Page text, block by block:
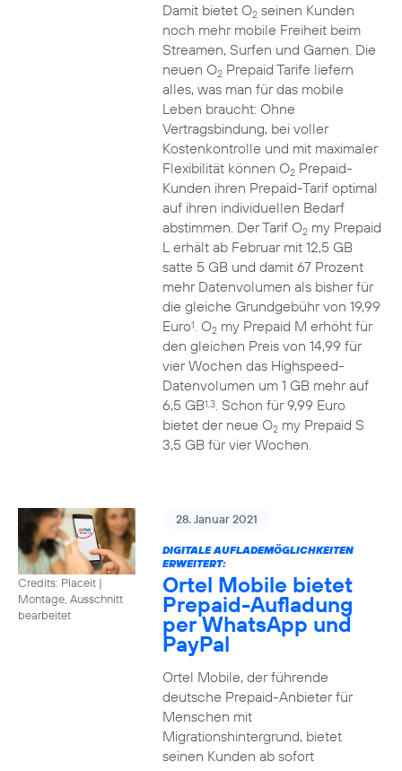
Damit bietet O2seinen Kunden
noch mehr mobile Freiheit beim
Streamen, Surfen und Gamen. Die
neuen O2Prepaid Tarife liefern
alles, was man für das mobile
Leben braucht: Ohne
Vertragsbindung, bei voller
Kostenkontrolle und mit maximaler
Flexibilität können O2Prepaid-
Kunden ihren Prepaid-Tarif optimal
auf ihren individuellen Bedarf
abstimmen. Der Tarif O2my Prepaid
L erhält ab Februar mit 12,5 GB
satte 5 GB und damit 67 Prozent
mehr Datenvolumen als bisher für
die gleiche Grundgebühr von 19,99
Euro1. O2my Prepaid M erhöht für
den gleichen Preis von 14,99 für
vier Wochen das Highspeed-
Datenvolumen um 1 GB mehr auf
6,5 GB1,3. Schon für 9,99 Euro
bietet der neue O2my Prepaid S
3,5 GB für vier Wochen.
Credits: Placeit |
Montage, Ausschnitt
bearbeitet
28. Januar 2021
DIGITALE AUFLADEMÖGLICHKEITEN
ERWEITERT:
Ortel Mobile bietet
Prepaid-Aufladung
per WhatsApp und
PayPal
Ortel Mobile, der führende
deutsche Prepaid-Anbieter für
Menschen mit
Migrationshintergrund, bietet
seinen Kunden ab sofort